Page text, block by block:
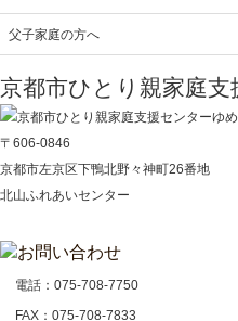
父子家庭の方へ
京都市ひとり親家庭
〒606-0846
京都市左京区下鴨北野々神町26番地
北山ふれあいセンター
電話： 075-708-7750
FAX：075-708-7833